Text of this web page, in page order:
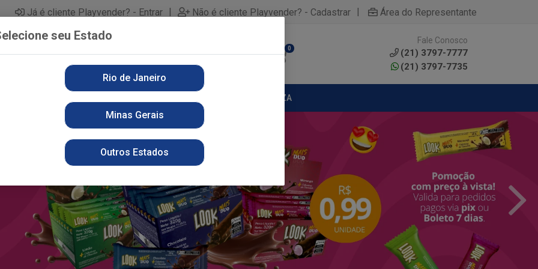
Já é cliente Playvender? - Entrar | Não é cliente Playvender? - Cadastrar | Área do Representante
0
Fale Conosco
(21) 3797-7777
(21) 3797-7735
LIMPEZA
seu Estado
Rio de Janeiro
Minas Gerais
Outros Estados